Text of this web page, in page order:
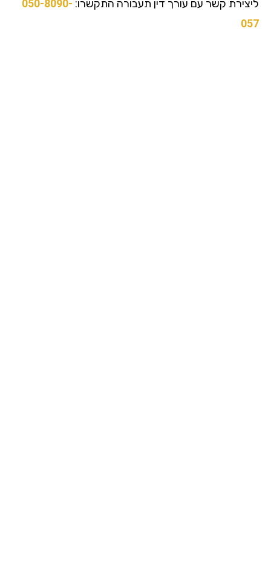
קשר עם עורך דין תעבורה התקשרו:050-8090-